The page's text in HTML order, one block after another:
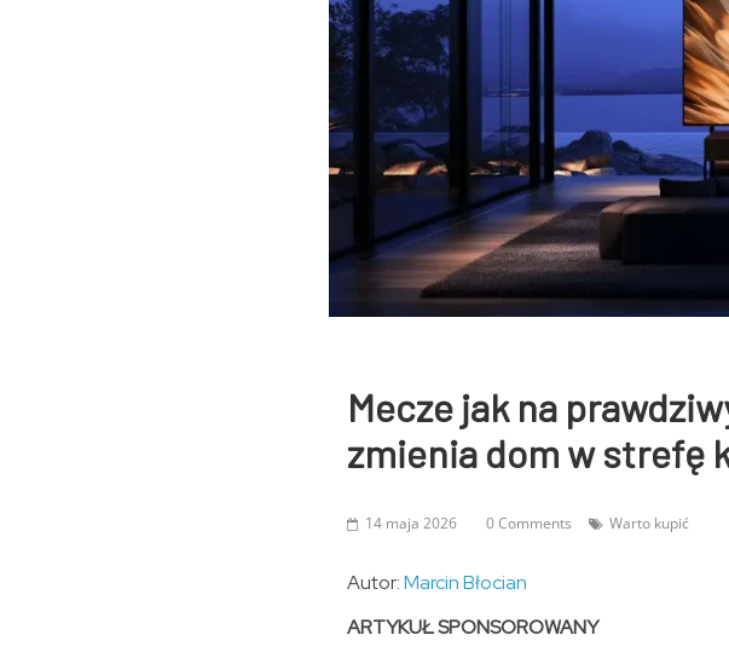
Mecze jak na
zmienia dom w strefę
14 maja 2026 0 Comments Warto kupić
Autor:Marcin Błocian
ARTYKUŁ SPONSOROWANY